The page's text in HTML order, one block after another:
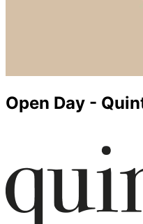
Open Day -